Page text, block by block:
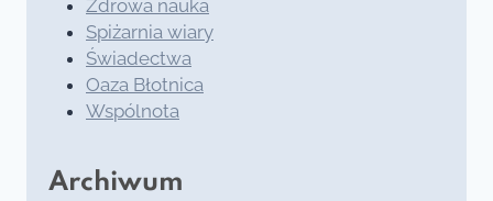
Zdrowa nauka
Spiżarnia wiary
Świadectwa
Oaza Błotnica
Wspólnota
Archiwum